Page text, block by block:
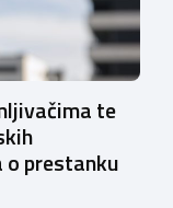
te
prestanku